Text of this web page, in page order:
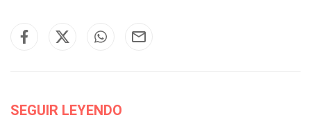
SEGUIR LEYENDO